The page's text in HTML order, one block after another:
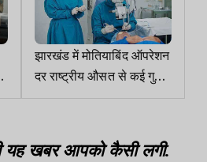
झारखंड में मोतियाबिंद ऑपरेशन
दर राष्ट्रीय औसत से कई गुना
ज्यादा होना बड़े घोटाले का
यह खबर आपको कैसी लगी.